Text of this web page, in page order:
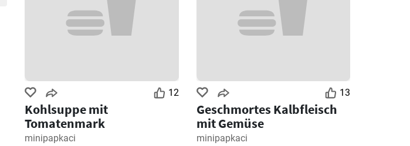
12
Kohlsuppe mit
Tomatenmark
minipapkaci
13
Geschmortes Kalbfleisch
mit Gemüse
minipapkaci